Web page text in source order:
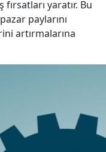
yaratır. Bu
paylarını
artırmalarına